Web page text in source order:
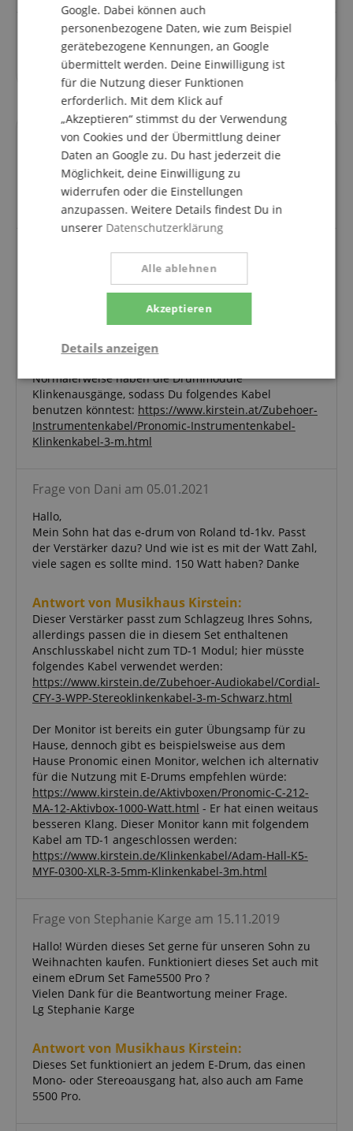
Alle 17 Bewertungen anzeigen
Fragen zum Artikel
Stelle eine Frage
Frage von Irene Matter am 14.12.2023
Welches Anschlusskabel brauche ich um diesen
Monitor an eine E-Drum von Millenium
anzuschließen? Vielen Dank!
Antwort von Musikhaus Kirstein:
Normalerweise haben die Drummodule
Klinkenausgänge, sodass Du folgendes Kabel
benutzen könntest: https://www.kirstein.at/Zubehoer-
Instrumentenkabel/Pronomic-Instrumentenkabel-
Klinkenkabel-3-m.html
Frage von Dani am 05.01.2021
Hallo,
Mein Sohn hat das e-drum von Roland td-1kv. Passt
der Verstärker dazu? Und wie ist es mit der Watt Zahl,
viele sagen es sollte mind. 150 Watt haben? Danke
Antwort von Musikhaus Kirstein:
Dieser Verstärker passt zum Schlagzeug Ihres Sohns,
allerdings passen die in diesem Set enthaltenen
Anschlusskabel nicht zum TD-1 Modul; hier müsste
folgendes Kabel verwendet werden:
https://www.kirstein.de/Zubehoer-Audiokabel/Cordial-
CFY-3-WPP-Stereoklinkenkabel-3-m-Schwarz.html
Der Monitor ist bereits ein guter Übungsamp für zu
Hause, dennoch gibt es beispielsweise aus dem
Hause Pronomic einen Monitor, welchen ich alternativ
für die Nutzung mit E-Drums empfehlen würde:
https://www.kirstein.de/Aktivboxen/Pronomic-C-212-
MA-12-Aktivbox-1000-Watt.html - Er hat einen weitaus
besseren Klang. Dieser Monitor kann mit folgendem
Kabel am TD-1 angeschlossen werden:
https://www.kirstein.de/Klinkenkabel/Adam-Hall-K5-
MYF-0300-XLR-3-5mm-Klinkenkabel-3m.html
Frage von Stephanie Karge am 15.11.2019
Hallo! Würden dieses Set gerne für unseren Sohn zu
Weihnachten kaufen. Funktioniert dieses Set auch mit
einem eDrum Set Fame5500 Pro ?
Vielen Dank für die Beantwortung meiner Frage.
Lg Stephanie Karge
Antwort von Musikhaus Kirstein:
Dieses Set funktioniert an jedem E-Drum, das einen
Mono- oder Stereoausgang hat, also auch am Fame
5500 Pro.
Google. Dabei können auch
personenbezogene Daten, wie zum Beispiel
gerätebezogene Kennungen, an Google
übermittelt werden. Deine Einwilligung ist
für die Nutzung dieser Funktionen
erforderlich. Mit dem Klick auf
„Akzeptieren“ stimmst du der Verwendung
von Cookies und der Übermittlung deiner
Daten an Google zu. Du hast jederzeit die
Möglichkeit, deine Einwilligung zu
widerrufen oder die Einstellungen
anzupassen. Weitere Details findest Du in
unserer Datenschutzerklärung
Akzeptieren
Alle ablehnen
Details anzeigen
Notwendig Statistik Marketing
Funktional
Notwendig Statistik
Marketing
Die durch diese Services gesammelten Daten
werden gebraucht, um die technische Performance
der Website zu gewährleisten, dir grundlegende
Einkaufs-Funktionen bereitzustellen, das Einkaufen
bei uns sicher zu machen und um Betrug zu
verhindern. Immer eingeschaltet.
Cookie
Anbieter / Domain
amazon-pay-connectedAuth
Amazon
www.kirstein.de
apay-session-set
Amazon.com Inc.
www.kirstein.de
CookieScriptConsent
CookieScript
.kirstein.de
Datenschutzerklärung